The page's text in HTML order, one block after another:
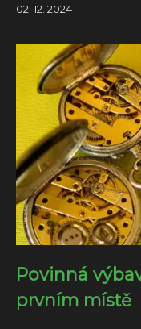
02. 12. 2024
Povinná
prvním místě